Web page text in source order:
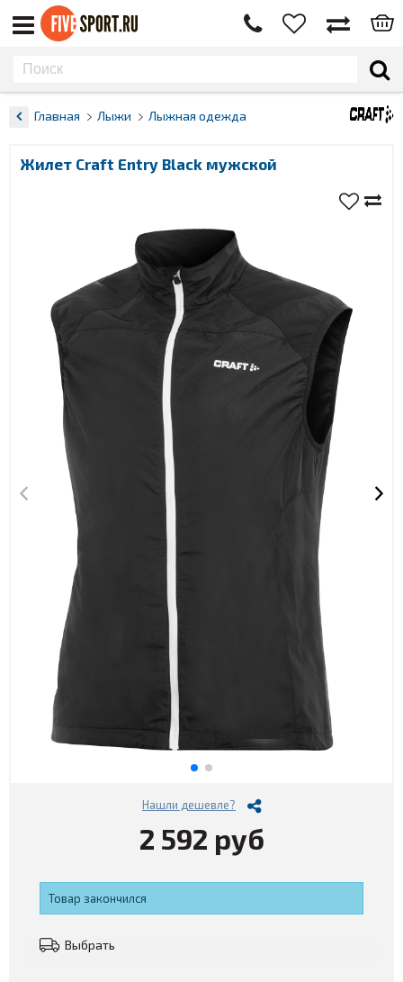
Главная Лыжи Лыжная одежда
Жилет Craft Entry Black мужской
Нашли дешевле?
2 592 руб
Товар закончился
Выбрать